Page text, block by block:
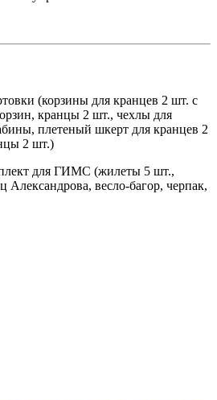
(корзины для кранцев 2 шт. с
кранцы 2 шт., чехлы для
плетеный шкерт для кранцев 2
2 шт.)
для ГИМС (жилеты 5 шт.,
Александрова, весло-багор, черпак,